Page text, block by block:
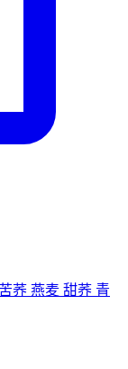
苦荞 燕麦 甜荞 青